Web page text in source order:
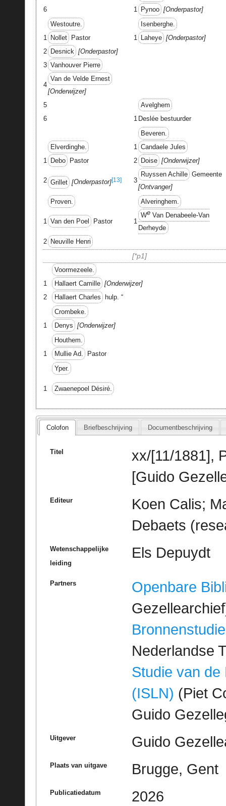
6 1 Pynoo
Onderpastor
Westoutre.
Isenberghe.
1
Nollet Pastor 1 Laheye
Onderpastor
2
Desnick
Onderpastor
3 Vanhouver Pierre
4
Van de Velde Ernest
Onderwijzer
5
Avelghem
6
1 Deslée bestuurder
Beveren.
Elverdinghe.
1 Candaele Jules
1
Debo Pastor 2 Doise Onderwijzer
2 Grillet Onderpastor [13] 3
Ruyssen Achille Gemeente
Ontvanger
Proven.
Alveringhem.
1 Van den Poel Pastor 1
WeVan Denabeele-Van
Derheyde
2
Neuville Henri
*p1
Voormezeele.
1
Hallaert Camille
Onderwijzer
2
Hallaert Charles
hulp. “
Crombeke.
1
Denys
Onderwijzer
Houthem.
1
Mullie Ad.
Pastor
Yper.
1 Zwaenepoel Désiré.
Colofon Briefbeschrijving Documentbeschrijving
Titel
xx/[11/1881],
[Guido
Editeur
Koen Calis;
Debaets
Wetenschappelijke
leiding
Els Depuydt
Partners
Openbare
Bronnenstudie
Nederlandse
Studie van de
(ISLN) (Piet
Guido
Uitgever Guido
Plaats van uitgave Brugge, Gent
Publicatiedatum 2026